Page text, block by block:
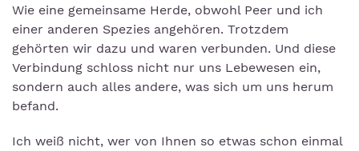
Wie eine gemeinsame Herde, obwohl Peer und ich
einer anderen Spezies angehören. Trotzdem
gehörten wir dazu und waren verbunden. Und diese
Verbindung schloss nicht nur uns Lebewesen ein,
sondern auch alles andere, was sich um uns herum
befand.
Ich weiß nicht, wer von Ihnen so etwas schon einmal